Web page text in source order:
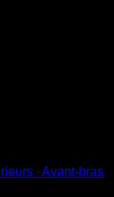
∙ Avant-bras